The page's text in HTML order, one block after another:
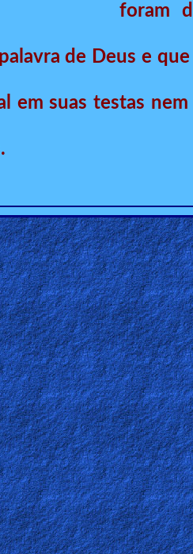
foram
de Deus e
em suas testas